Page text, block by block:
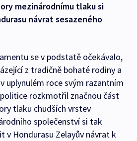
mezinárodnímu tlaku si
návrat sesazeného
se v podstatě očekávalo,
z tradičně bohaté rodiny a
uplynulém roce svým razantním
rozkmotřil značnou část
tlaku chudších vrstev
společenství si tak
v Hondurasu Zelayův návrat k